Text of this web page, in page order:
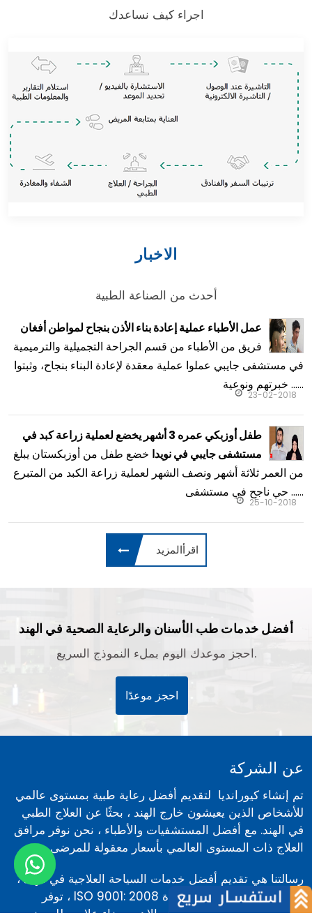
اجراء كيف نساعدك
الاخبار
أحدث من الصناعة الطبية
عمل الأطباء عملية إعادة بناء الأذن بنجاح لمواطن أفغان
فريق من الأطباء من قسم الجراحة التجميلية والترميمية
في مستشفى جايبي عملوا عملية معقدة لإعادة البناء بنجاح، وثبتوا
خبرتهم ونوعية ......
23-02-2018
طفل أوزبكي عمره 3 أشهر يخضع لعملية زراعة كبد في
مستشفى جايبي في نويدا خضع طفل من أوزبكستان يبلغ
من العمر ثلاثة أشهر ونصف الشهر لعملية زراعة الكبد من المتبرع
حي ناجح في مستشفى ......
25-10-2018
اقرأالمزيد
أفضل خدمات طب الأسنان والرعاية الصحية في الهند
احجز موعدك اليوم بملء النموذج السريع.
احجز موعدًا
عن الشركة
تم إنشاء كيورانديا لتقديم أفضل رعاية طبية بمستوى عالمي
للأشخاص الذين يعيشون خارج الهند ، بحثًا عن العلاج الطبي
في الهند. مع أفضل المستشفيات والأطباء ، نحن نوفر مرافق
العلاج ذات المستوى العالمي بأسعار معقولة للمرضى.
رسالتنا هي تقديم أفضل خدمات السياحة العلاجية في الهند ،
كيورانديا هي مؤسسة معتمدة ISO 9001: 2008 ، توفر
مرافق طبية للعلاج متخصصة والاهم رضاء علاجي للمرضى